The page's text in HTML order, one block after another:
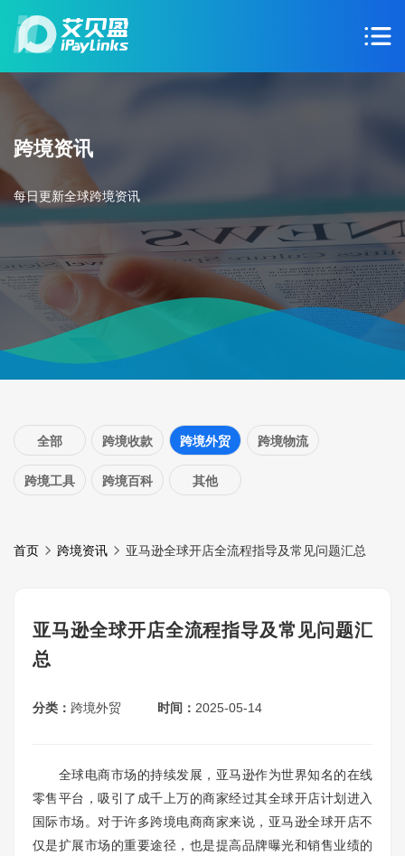
跨境资讯
每日更新全球跨境资讯
全部 跨境收款 跨境外贸 跨境物流
跨境工具 跨境百科 其他
首页 跨境资讯 亚马逊全球开店全流程指导及常见问题汇总
亚马逊全球开店全流程指导及常见问题汇
总
分类： 跨境外贸 时间： 2025-05-14
全球电商市场的持续发展，亚马逊作为世界知名的在线
零售平台，吸引了成千上万的商家经过其全球开店计划进入
国际市场。对于许多跨境电商商家来说，亚马逊全球开店不
仅是扩展市场的重要途径，也是提高品牌曝光和销售业绩的